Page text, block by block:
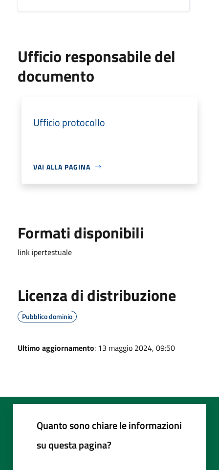
Ufficio responsabile del
documento
Ufficio protocollo
VAI ALLA PAGINA
Formati disponibili
link ipertestuale
Licenza di distribuzione
Pubblico dominio
Ultimo aggiornamento: 13 maggio 2024, 09:50
Quanto sono chiare le informazioni
su questa pagina?